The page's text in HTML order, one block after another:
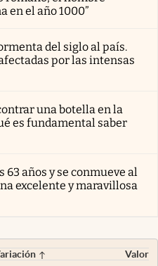
en el año 1000”
del siglo al país.
por las intensas
una botella en la
es fundamental saber
63 años y se conmueve al
excelente y maravillosa
Valor